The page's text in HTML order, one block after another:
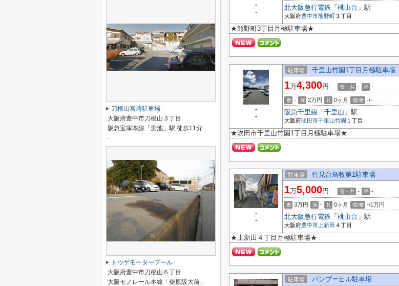
-
-
北大阪急行電鉄 「 桃山台 」駅
大阪府豊中市熊野町３丁目
★熊野町3丁目月極駐車場★
-
-
駐車場 千里山竹園1丁目月極駐車場
1万4,300円 管・共 - 坪 -
敷 - 保 2万円 礼 0ヶ月 償/敷 -/-
阪急千里線 「 千里山 」駅
大阪府吹田市千里山竹園 １丁目
★吹田市千里山竹園1丁目月極駐車場★
-
-
駐車場 竹見台鳥牧第1駐車場
1万5,000円 管・共 - 坪 -
敷 3万円 保 - 礼 0ヶ月 償/敷 -/1万円
北大阪急行電鉄 「 桃山台 」駅
大阪府豊中市 上新田 ４丁目
★上新田４丁目月極駐車場★
駐車場 バンブーヒル駐車場
刀根山宮崎駐車場
大阪府豊中市刀根山３丁目
阪急宝塚本線「蛍池」駅 徒歩11分
-
トウゲモータープール
大阪府豊中市刀根山６丁目
大阪モノレール本線「柴原阪大前」